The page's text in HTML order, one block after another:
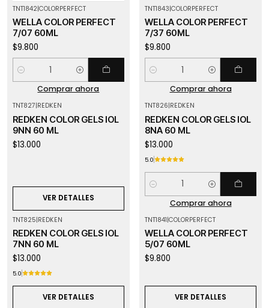
TNT1842|COLORPERFECT
WELLA COLOR PERFECT
7/07 60ML
$9.800
Cantidad
Comprar ahora
TNT1843|COLORPERFECT
WELLA COLOR PERFECT
7/37 60ML
$9.800
Cantidad
Comprar ahora
TNT827|REDKEN
REDKEN COLOR GELS IOL
9NN 60 ML
$13.000
VER DETALLES
TNT826|REDKEN
REDKEN COLOR GELS IOL
8NA 60 ML
$13.000
5.0
Cantidad
Comprar ahora
TNT825|REDKEN
REDKEN COLOR GELS IOL
7NN 60 ML
$13.000
5.0
VER DETALLES
TNT1841|COLORPERFECT
WELLA COLOR PERFECT
5/07 60ML
$9.800
VER DETALLES